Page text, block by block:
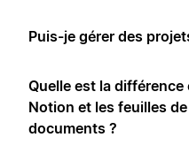
Puis-je gérer des
Quelle est la différence
Notion et les feuilles
documents ?